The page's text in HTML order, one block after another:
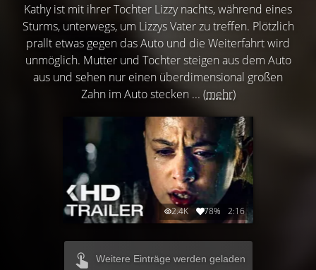
Kathy ist mit ihrer Tochter Lizzy nachts, während eines
Sturms, unterwegs, um Lizzys Vater zu treffen. Plötzlich
prallt etwas gegen das Auto und die Weiterfahrt wird
unmöglich. Mutter und Tochter steigen aus dem Auto
aus und sehen nur einen überdimensional großen
Zahn im Auto stecken ... (mehr)
2.4K 78% 2:16
Weitere Einträge werden geladen